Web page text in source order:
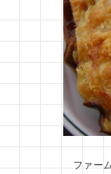
ファー